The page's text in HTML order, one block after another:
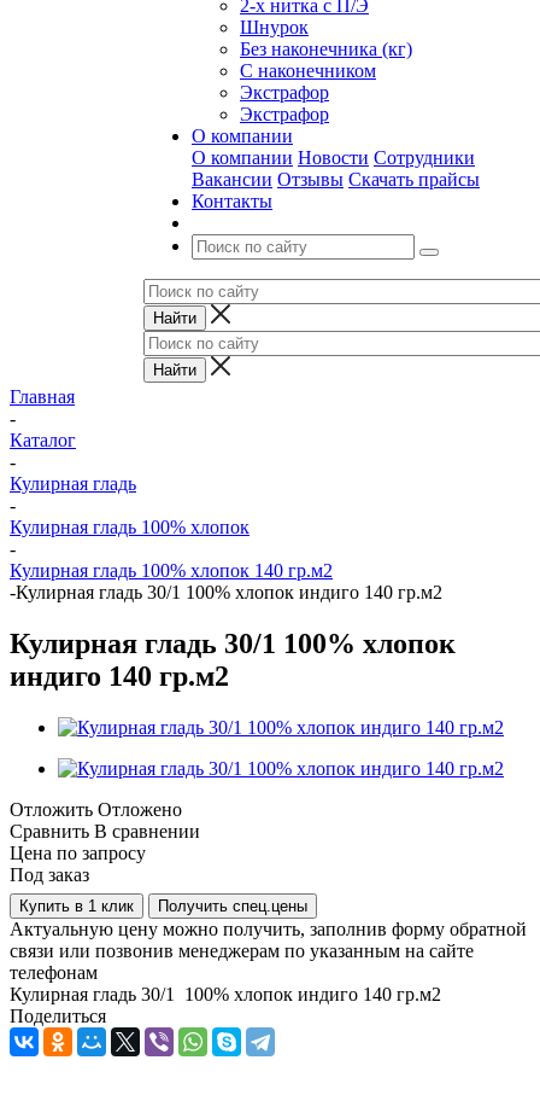
2-х нитка с П/Э
Шнурок
Без наконечника (кг)
С наконечником
Экстрафор
Экстрафор
О компании
О компании Новости Сотрудники
Вакансии Отзывы Скачать прайсы
Контакты
Главная
-
Каталог
-
Кулирная гладь
-
Кулирная гладь 100% хлопок
-
Кулирная гладь 100% хлопок 140 гр.м2
-Кулирная гладь 30/1 100% хлопок индиго 140 гр.м2
Кулирная гладь 30/1 100% хлопок
индиго 140 гр.м2
Отложить Отложено
Сравнить В сравнении
Цена по запросу
Под заказ
Купить в 1 клик Получить спец.цены
Актуальную цену можно получить, заполнив форму обратной
связи или позвонив менеджерам по указанным на сайте
телефонам
Кулирная гладь 30/1 100% хлопок индиго 140 гр.м2
Поделиться